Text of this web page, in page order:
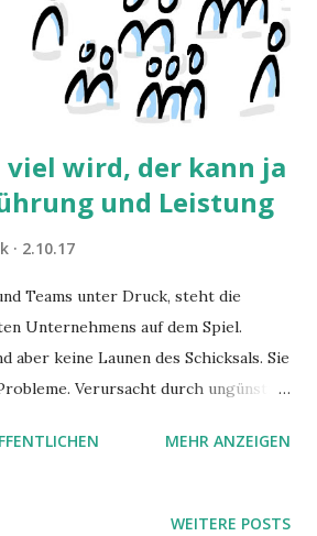
Pull, also dass sich Lernende die
Zeit ziehen, zu der sie sie am besten
viel wird, der kann ja
und Leistung
2.10.17
Teams unter Druck, steht die
Unternehmens auf dem Spiel.
aber keine Launen des Schicksals. Sie
Verursacht durch ungünstige
die Dinge anders anzugehen.MEHR ANZEIGEN
WEITERE POSTS